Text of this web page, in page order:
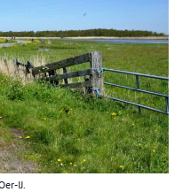
IJ.